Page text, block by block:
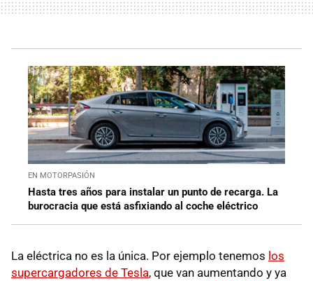
EN MOTORPASIÓN
Hasta tres años para instalar un punto de recarga. La
burocracia que está asfixiando al coche eléctrico
La eléctrica no es la única. Por ejemplo tenemos los
supercargadores de Tesla, que van aumentando y ya